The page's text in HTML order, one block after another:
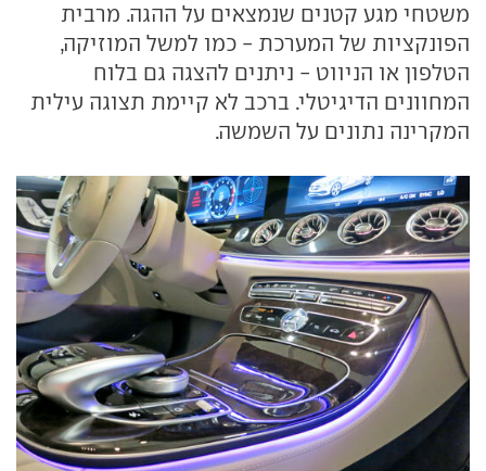
משטחי מגע קטנים שנמצאים על ההגה. מרבית
הפונקציות של המערכת - כמו למשל המוזיקה,
הטלפון או הניווט - ניתנים להצגה גם בלוח
המחוונים הדיגיטלי. ברכב לא קיימת תצוגה עילית
המקרינה נתונים על השמשה.